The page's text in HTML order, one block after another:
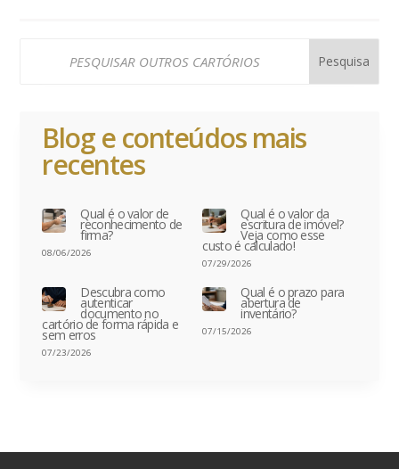
Blog e conteúdos mais
recentes
Qual é o valor de
reconhecimento de
firma?
08/06/2026
Qual é o valor da
escritura de imóvel?
Veja como esse
custo é calculado!
07/29/2026
Descubra como
autenticar
documento no
cartório de forma rápida e
sem erros
07/23/2026
Qual é o prazo para
abertura de
inventário?
07/15/2026